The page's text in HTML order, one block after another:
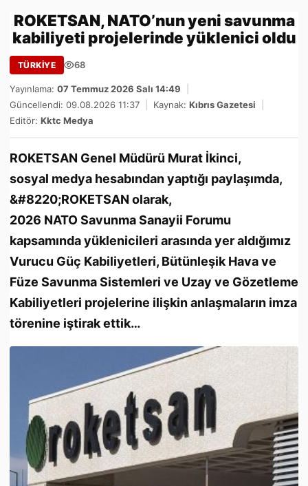
ROKETSAN, NATO’nun yeni savunma
kabiliyeti projelerinde yüklenici oldu
TÜRKİYE 68
Yayınlama: 07 Temmuz 2026 Salı 14:49
Güncellendi: 09.08.2026 11:37
Kaynak: Kıbrıs Gazetesi
Editör: Kktc Medya
ROKETSAN Genel Müdürü Murat İkinci,
sosyal medya hesabından yaptığı paylaşımda,
&#8220;ROKETSAN olarak,
2026 NATO Savunma Sanayii Forumu
kapsamında yüklenicileri arasında yer aldığımız
Vurucu Güç Kabiliyetleri, Bütünleşik Hava ve
Füze Savunma Sistemleri ve Uzay ve Gözetleme
Kabiliyetleri projelerine ilişkin anlaşmaların imza
törenine iştirak ettik…